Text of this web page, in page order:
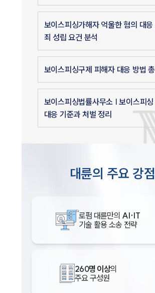
보이스피싱가해자 억울한 혐의 대응
죄 성립 요건 분석
보이스피싱구제 피해자 대응 방법
보이스피싱법률사무소 | 보이스피싱
대응 기준과 처벌 정리
대륜의 주요 강점
로펌 대륜만의 AI·IT
기술 활용 소송 전략
260명 이상의
주요 구성원